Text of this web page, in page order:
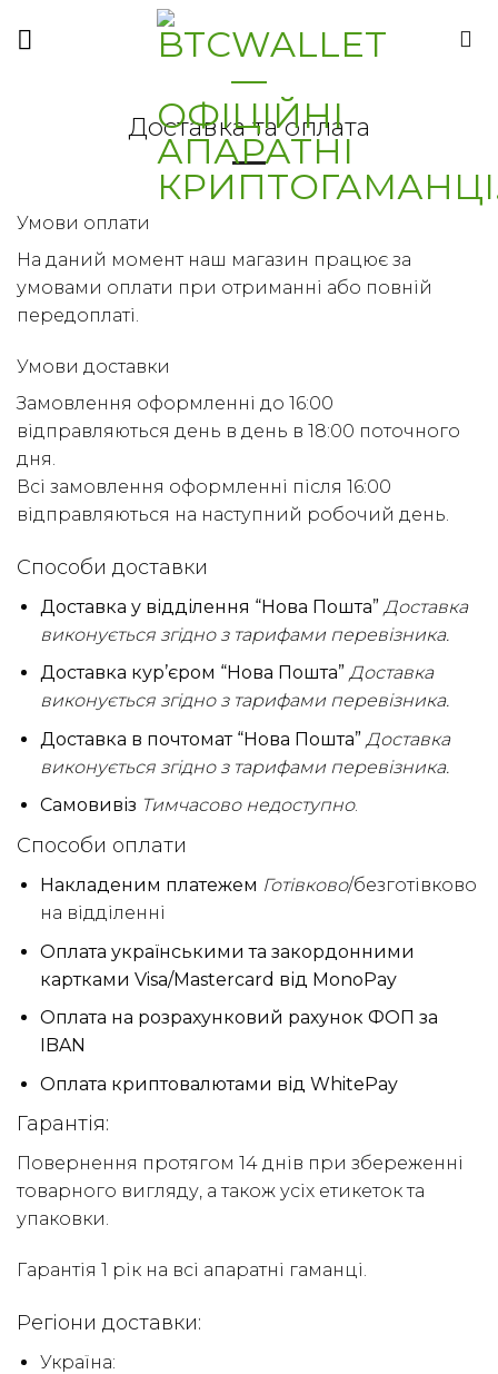
Доставка та оплата
Умови оплати
На даний момент наш магазин працює за
умовами оплати при отриманні або повній
передоплаті.
Умови доставки
Замовлення оформленні до 16:00
відправляються день в день в 18:00 поточного
дня.
Всі замовлення оформленні після 16:00
відправляються на наступний робочий день.
Способи доставки
Доставка у відділення “Нова Пошта”Доставка
виконується згідно з тарифами перевізника.
Доставка кур’єром “Нова Пошта”Доставка
виконується згідно з тарифами перевізника.
Доставка в почтомат “Нова Пошта”Доставка
виконується згідно з тарифами перевізника.
Самовивіз Тимчасово недоступно.
Способи оплати
Накладеним платежем Готівково/безготівково
на відділенні
Оплата українськими та закордонними
картками Visa/Mastercard від MonoPay
Оплата на розрахунковий рахунок ФОП за
IBAN
Оплата криптовалютами від WhitePay
Гарантія:
Повернення протягом 14 днів при збереженні
товарного вигляду, а також усіх етикеток та
упаковки.
Гарантія 1 рік на всі апаратні гаманці.
Регіони доставки:
Україна: